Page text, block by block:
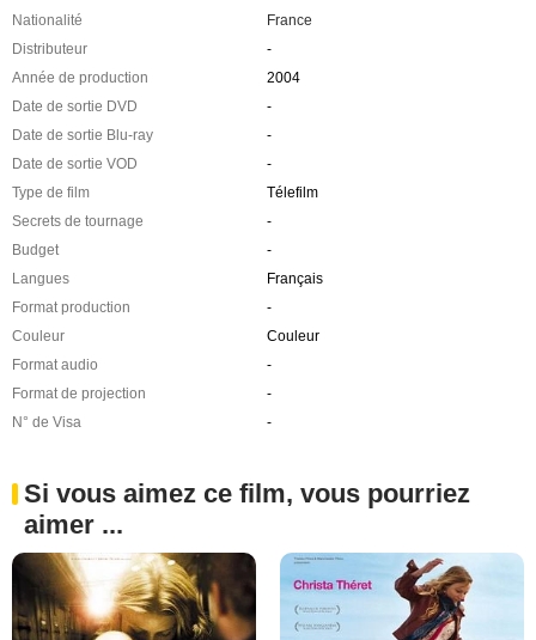
Nationalité
France
Distributeur
-
Année de production
2004
Date de sortie DVD
-
Date de sortie Blu-ray
-
Date de sortie VOD
-
Type de film
Télefilm
Secrets de tournage
-
Budget
-
Langues
Français
Format production
-
Couleur
Couleur
Format audio
-
Format de projection
-
N° de Visa
-
Si vous aimez ce film, vous pourriez
aimer ...